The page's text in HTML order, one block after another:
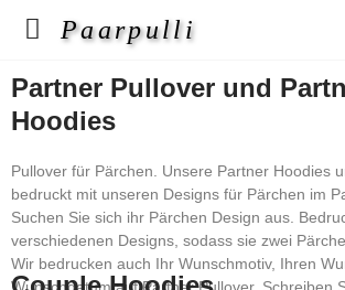
Paarpulli
Partner Pullover und
Hoodies
Pullover für Pärchen. Unsere Partner Hoodies
bedruckt mit unseren Designs für Pärchen im
Suchen Sie sich ihr Pärchen Design aus.
verschiedenen Designs, sodass sie zwei
Wir bedrucken auch Ihr Wunschmotiv, Ihren